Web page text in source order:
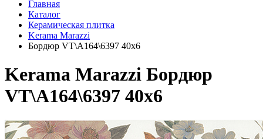
Главная
Каталог
Керамическая плитка
Kerama Marazzi
Бордюр VT\A164\6397 40х6
Kerama Marazzi Бордюр
VT\A164\6397 40х6